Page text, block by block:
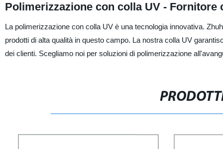
Polimerizzazione con colla UV - Fornitore
La polimerizzazione con colla UV è una tecnologia innovativa.
prodotti di alta qualità in questo campo. La nostra colla UV
dei clienti. Scegliamo noi per soluzioni di polimerizzazione